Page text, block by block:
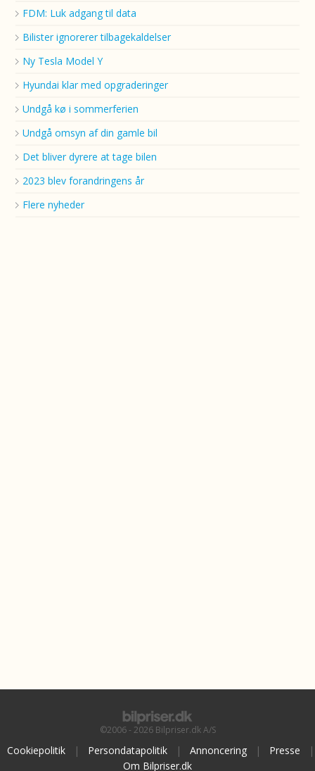
FDM: Luk adgang til data
Bilister ignorerer tilbagekaldelser
Ny Tesla Model Y
Hyundai klar med opgraderinger
Undgå kø i sommerferien
Undgå omsyn af din gamle bil
Det bliver dyrere at tage bilen
2023 blev forandringens år
Flere nyheder
©2006 - 2026 Bilpriser.dk A/S
Cookiepolitik | Persondatapolitik | Annoncering | Presse
|
Om Bilpriser.dk